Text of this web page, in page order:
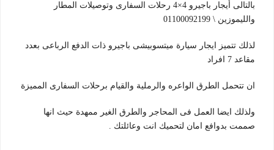
بالتالى أيجار باجيرو 4×4 رحلات السفارى وتوصيلات المطار
والليموزين \ 01100092199
لذلك تتميز ايجار سيارة ميتسوبيشى باجيرو ذات الدفع الرباعى بعدد
مقاعد 7 افراد
ان تتحمل الطرق الواعره والرملية والقيام برحلات السفارى المميزة
ولذلك ايضا العمل فى المحاجر والطرق الغير ممهدة حيث انها
صممت بدوافع امان لتحميك انت وعائلتك .